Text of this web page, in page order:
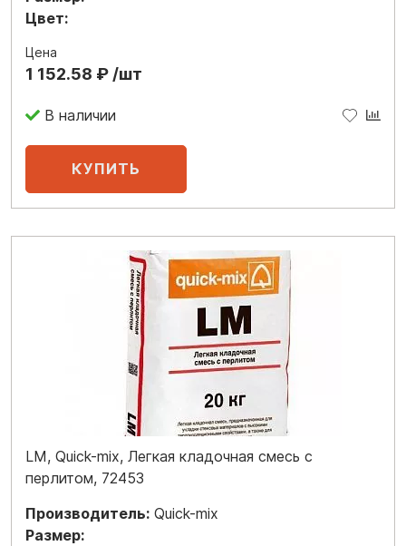
Цвет:
Цена
1 152.58 ₽ /шт
В наличии
LM, Quick-mix, Легкая кладочная смесь с
перлитом, 72453
Производитель: Quick-mix
Размер: